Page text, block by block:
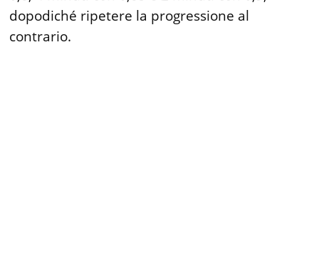
dopodiché ripetere la progressione al
contrario.